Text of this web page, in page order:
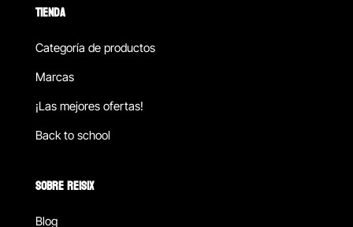
TIENDA
Categoría de productos
Marcas
¡Las mejores ofertas!
Back to school
SOBRE REISIX
Blog